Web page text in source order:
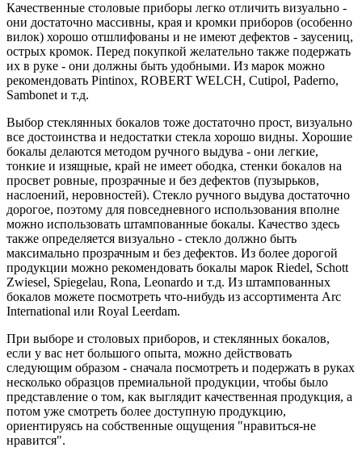
Качественные столовые приборы легко отличить визуально -
они достаточно массивны, края и кромки приборов (особенно
вилок) хорошо отшлифованы и не имеют дефектов - заусениц,
острых кромок. Перед покупкой желательно также подержать
их в руке - они должны быть удобными. Из марок можно
рекомендовать Pintinox, ROBERT WELCH, Cutipol, Paderno,
Sambonet и т.д.
Выбор стеклянных бокалов тоже достаточно прост, визуально
все достоинства и недостатки стекла хорошо видны. Хорошие
бокалы делаются методом ручного выдува - они легкие,
тонкие и изящные, край не имеет ободка, стенки бокалов на
просвет ровные, прозрачные и без дефектов (пузырьков,
наслоений, неровностей). Стекло ручного выдува достаточно
дорогое, поэтому для повседневного использования вполне
можно использовать штампованные бокалы. Качество здесь
также определяется визуально - стекло должно быть
максимально прозрачным и без дефектов. Из более дорогой
продукции можно рекомендовать бокалы марок Riedel, Schott
Zwiesel, Spiegelau, Rona, Leonardo и т.д. Из штампованных
бокалов можете посмотреть что-нибудь из ассортимента Arc
International или Royal Leerdam.
При выборе и столовых приборов, и стеклянных бокалов,
если у вас нет большого опыта, можно действовать
следующим образом - сначала посмотреть и подержать в руках
несколько образцов премиальной продукции, чтобы было
представление о том, как выглядит качественная продукция, а
потом уже смотреть более доступную продукцию,
ориентируясь на собственные ощущения "нравиться-не
нравится".